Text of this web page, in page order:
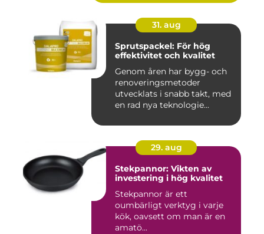
31. aug
Sprutspackel: För hög
effektivitet och kvalitet
Genom åren har bygg- och
renoveringsmetoder
utvecklats i snabb takt, med
en rad nya teknologie...
29. aug
Stekpannor: Vikten av
investering i hög kvalitet
Stekpannor är ett
oumbärligt verktyg i varje
kök, oavsett om man är en
amatö...